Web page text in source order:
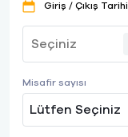
Giriş / Çıkış Tarihi
Misafir sayısı
Lütfen Seçiniz